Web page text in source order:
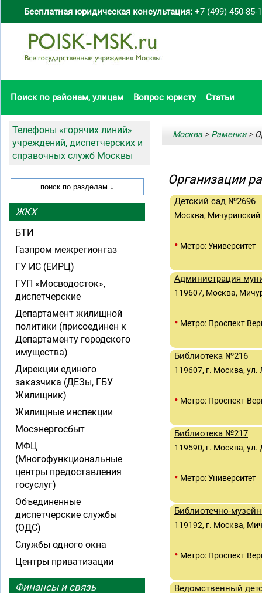
Бесплатная юридическая консультация: +7 (499) 450-85-
Поиск по районам, улицам Вопрос юристу Статьи
Москва > Раменки>
Организации
Детский сад №2696
Москва, Мичуринский
• Метро: Университет
Администрация
119607, Москва,
• Метро: Проспект
Библиотека №216
119607, г. Москва, ул.
• Метро: Проспект
Библиотека №217
119590, г. Москва,
• Метро: Университет
Библиотечно-
119192, г. Москва,
• Метро: Проспект
Ведомственный
Телефоны «горячих линий»
учреждений, диспетчерских и
справочных служб Москвы
ЖКХ
БТИ
Газпром межрегионгаз
ГУ ИС (ЕИРЦ)
ГУП «Мосводосток»,
диспетчерские
Департамент жилищной
политики (присоединен к
Департаменту городского
имущества)
Дирекции единого
заказчика (ДЕЗы, ГБУ
Жилищник)
Жилищные инспекции
Мосэнергосбыт
МФЦ
(Многофункциональные
центры предоставления
госуслуг)
Объединенные
диспетчерские службы
(ОДС)
Службы одного окна
Центры приватизации
Финансы и связь